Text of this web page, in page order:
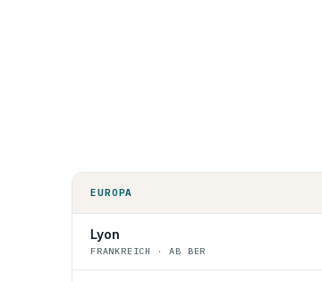
EUROPA
Lyon
FRANKREICH · AB BER